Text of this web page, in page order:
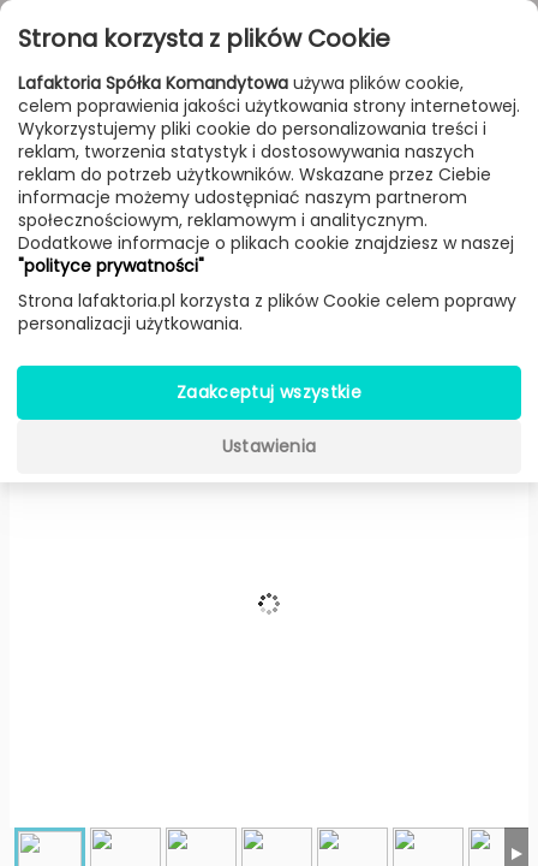
Przejdź do treści
FILTROWANIE & SORTOWANIE
Lampy Producenci Artemide Produkt
Tolomeo Mega kinkiet, klosz
satynowy (klosz Ø: 32 cm) -
Strona korzysta z plików Cookie
Lafaktoria Spółka Komandytowa używa plików cookie,
celem poprawienia jakości użytkowania strony internetowej.
Wykorzystujemy pliki cookie do personalizowania treści i
reklam, tworzenia statystyk i dostosowywania naszych
reklam do potrzeb użytkowników. Wskazane przez Ciebie
informacje możemy udostępniać naszym partnerom
społecznościowym, reklamowym i analitycznym.
Dodatkowe informacje o plikach cookie znajdziesz w naszej
"polityce prywatności"
Strona lafaktoria.pl korzysta z plików Cookie celem poprawy
personalizacji użytkowania.
Zaakceptuj wszystkie
Ustawienia